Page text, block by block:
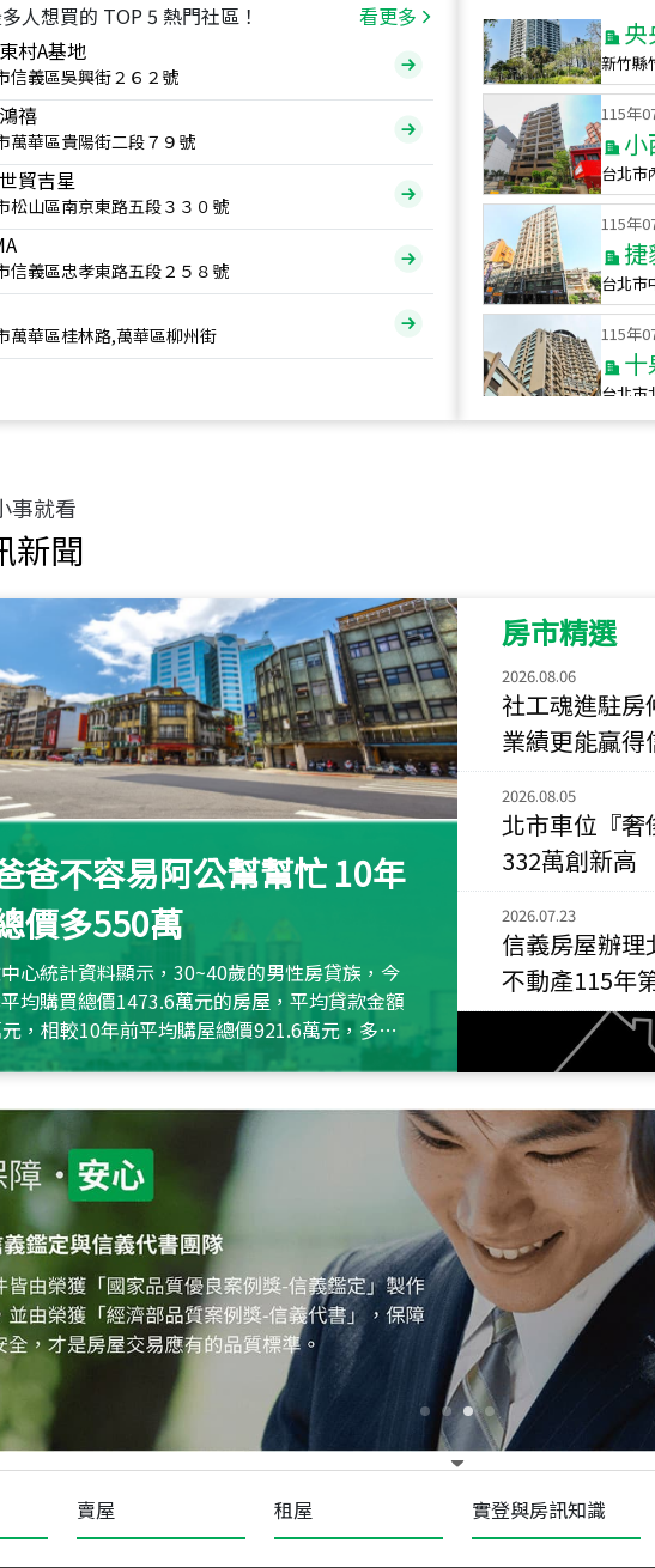
人想買的 TOP 5 熱門社區！ 看更多
村A基地
信義區吳興街２６２號
禧
萬華區貴陽街二段７９號
貿吉星
松山區南京東路五段３３０號
信義區忠孝東路五段２５８號
萬華區桂林路,萬華區柳州街
新竹縣
115年
小
台北市
115年
捷
台北市
115年
十
台北市
115年
115
新北市
115年
央
115年
小
115 年
捷
台北市
115年
十
台北
年
新竹市
115
新竹
事就看
新聞
爸不容易阿公幫幫忙 10年
價多550萬
心統計資料顯示，30~40歲的男性房貸族，今
均購買總價1473.6萬元的房屋，平均貸款金額
，相較10年前平均購屋總價921.6萬元，多出
，且貸款金額也多
房市精選
2026.08.06
社工魂進駐
業績更能贏得
2026.08.05
北市車位『奢
332萬創新高
2026.07.23
信義房屋辦
不動產115年
賣屋 租屋 實登與房訊知識